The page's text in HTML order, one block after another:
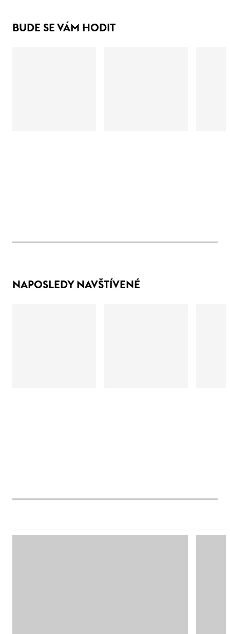
BUDE SE VÁM HODIT
NAPOSLEDY NAVŠTÍVENÉ